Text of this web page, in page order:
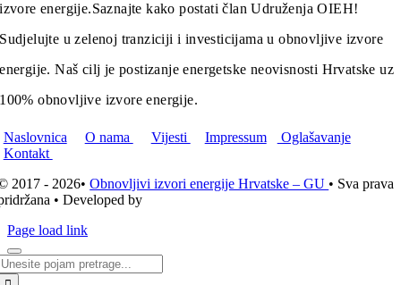
izvore energije.Saznajte kako postati član Udruženja OIEH!
Sudjelujte u zelenoj tranziciji i investicijama u obnovljive izvore
energije. Naš cilj je postizanje energetske neovisnosti Hrvatske uz
100% obnovljive izvore energije.
Naslovnica O nama Vijesti Impressum
Oglašavanje
Kontakt
2017 - 2026•Obnovljivi izvori energije Hrvatske – GU • Sva prava
• Developed by
Page load link